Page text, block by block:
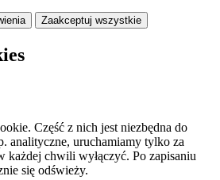
Zaakceptuj wszystkie
Część z nich jest niezbędna do
analityczne, uruchamiamy tylko za
każdej chwili wyłączyć. Po zapisaniu
się odświeży.